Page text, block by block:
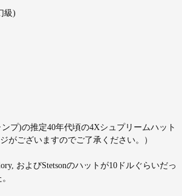
級)
プ)の推定40年代頃の4Xシュプリームハット
がございますのでご了承ください。）
およびStetsonのハットが10ドルぐらいだっ